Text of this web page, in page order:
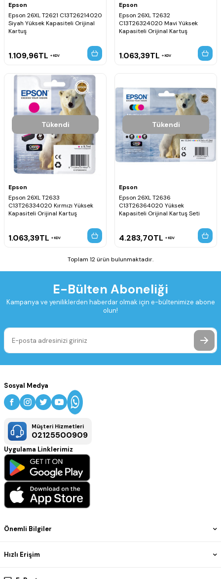
Epson
Epson 26XL T2621 C13T26214020
Siyah Yüksek Kapasiteli Orijinal
Kartuş
1.109,96TL KDV
Epson
Epson 26XL T2632
C13T26324020 Mavi Yüksek
Kapasiteli Orijinal Kartuş
1.063,39TL KDV
Tükendi
Epson
Epson 26XL T2633
C13T26334020 Kırmızı Yüksek
Kapasiteli Orijinal Kartuş
1.063,39TL KDV
Tükendi
Epson
Epson 26XL T2636
C13T26364020 Yüksek
Kapasiteli Orijinal Kartuş Seti
4.283,70TL KDV
Toplam 12 ürün bulunmaktadır.
E-Bülten Aboneliği
Kampanya ve yeniliklerden haberdar olmak için e-bültenimize abone
olun!
Önemli Bilgiler
Hızlı Erişim
Sosyal Medya
Müşteri Hizmetleri
02125500909
Uygulama Linklerimiz